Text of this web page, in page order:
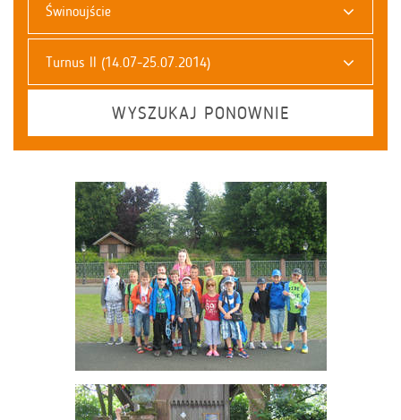
Świnoujście
Turnus II (14.07-25.07.2014)
WYSZUKAJ PONOWNIE